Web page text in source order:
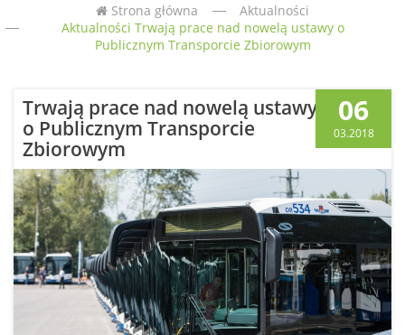
Strona główna
Aktualności
Aktualności Trwają prace nad nowelą ustawy o
Publicznym Transporcie Zbiorowym
Trwają prace nad nowelą ustawy
o Publicznym Transporcie
Zbiorowym
06
03.2018